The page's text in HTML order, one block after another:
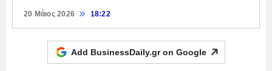
20 Μάιος 2026 18:22
Add BusinessDaily.gr on Google